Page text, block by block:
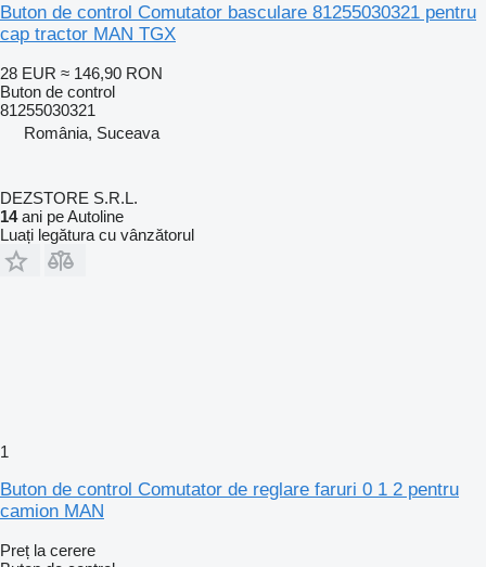
Buton de control Comutator basculare 81255030321 pentru
cap tractor MAN TGX
28 EUR ≈ 146,90 RON
Buton de control
81255030321
România, Suceava
DEZSTORE S.R.L.
14ani pe Autoline
Luați legătura cu vânzătorul
1
Buton de control Comutator de reglare faruri 0 1 2 pentru
camion MAN
Preț la cerere